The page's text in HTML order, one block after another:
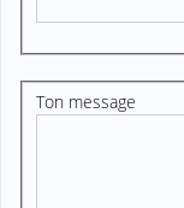
Ton message